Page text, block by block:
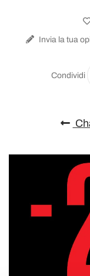
Invia la tua
Condividi